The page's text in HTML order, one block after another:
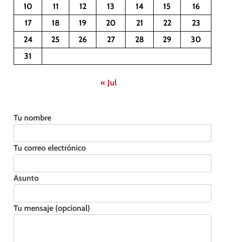
10
11 12 13 14 15
16
17
18 19 20 21 22
23
24
25 26 27 28 29
30
31
« Jul
Tu nombre
Tu correo electrónico
Asunto
Tu mensaje (opcional)